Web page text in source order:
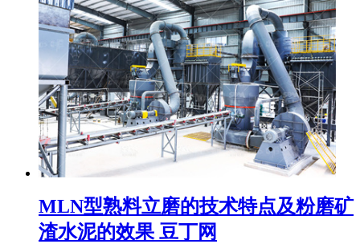
MLN型熟料立磨的技术特点及粉磨矿
渣水泥的效果 豆丁网